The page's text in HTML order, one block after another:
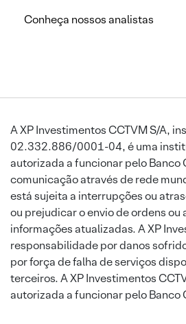
Conheça nossos analistas
A XP Investimentos CCTVM S/A,
02.332.886/0001-04, é uma
autorizada a funcionar pelo Banco
comunicação através de rede
está sujeita a interrupções ou
ou prejudicar o envio de ordens ou
informações atualizadas. A XP
responsabilidade por danos
por força de falha de serviços
terceiros. A XP Investimentos
autorizada a funcionar pelo Banco